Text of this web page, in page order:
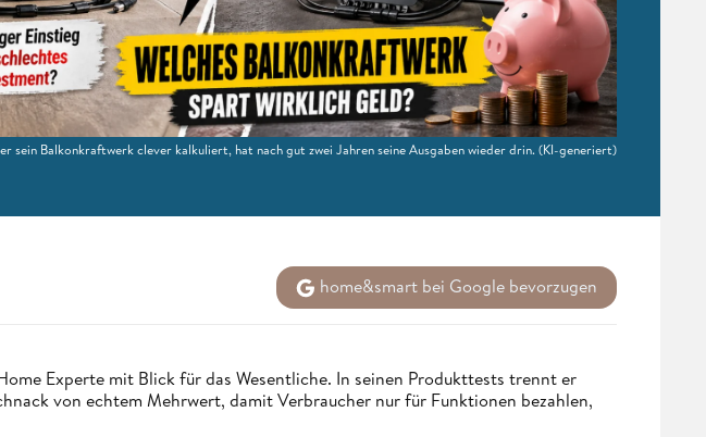
sein Balkonkraftwerk clever kalkuliert, hat nach gut zwei Jahren seine Ausgaben wieder drin.(KI-generiert)
home&smart bei Google bevorzugen
Experte mit Blick für das Wesentliche. In seinen Produkttests trennt er
von echtem Mehrwert, damit Verbraucher nur für Funktionen bezahlen,